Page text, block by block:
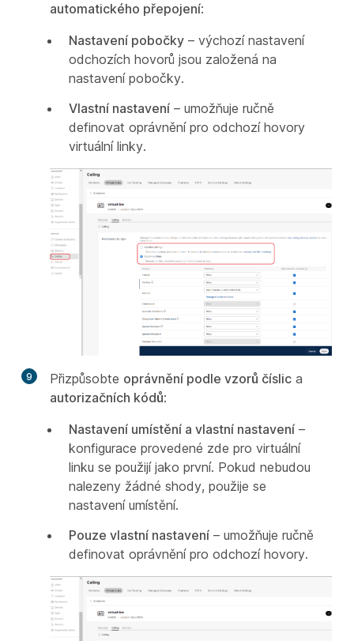
automatického přepojení:
Nastavení pobočky – výchozí nastavení
odchozích hovorů jsou založená na
nastavení pobočky.
Vlastní nastavení – umožňuje ručně
definovat oprávnění pro odchozí hovory
virtuální linky.
9 Přizpůsobte oprávnění podle vzorů číslic a
autorizačních kódů:
Nastavení umístění a vlastní nastavení –
konfigurace provedené zde pro virtuální
linku se použijí jako první. Pokud nebudou
nalezeny žádné shody, použije se
nastavení umístění.
Pouze vlastní nastavení – umožňuje ručně
definovat oprávnění pro odchozí hovory.